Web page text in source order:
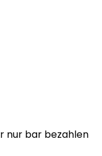
nur bar bezahlen